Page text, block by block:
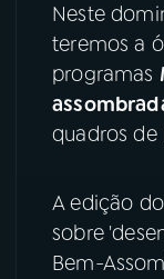
07 ÚLTIMAS
08 PRÊMIO
YouTube
Neste
teremos a
programas
quadros de
A edição
sobre
Bem-